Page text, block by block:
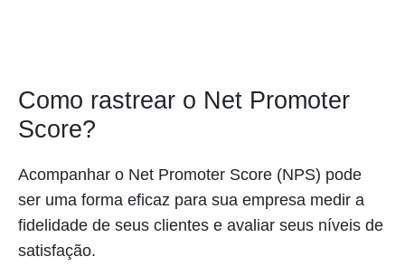
Como rastrear o Net Promoter
Score?
Acompanhar o Net Promoter Score (NPS) pode
ser uma forma eficaz para sua empresa medir a
fidelidade de seus clientes e avaliar seus níveis de
satisfação.